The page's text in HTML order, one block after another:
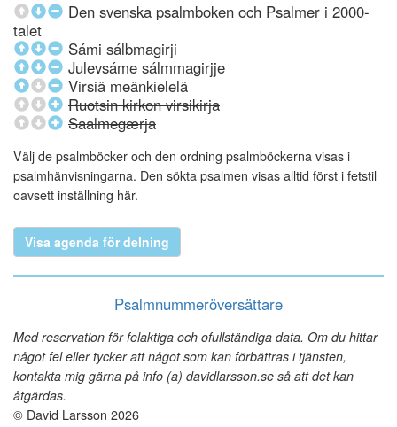
Den svenska psalmboken och Psalmer i 2000-
talet
Sámi sálbmagirji
Julevsáme sálmmagirjje
Virsiä meänkielelä
Ruotsin kirkon virsikirja
Saalmegærja
Välj de psalmböcker och den ordning psalmböckerna visas i
psalmhänvisningarna. Den sökta psalmen visas alltid först i fetstil
oavsett inställning här.
Visa agenda för delning
Psalmnummeröversättare
Med reservation för felaktiga och ofullständiga data. Om du hittar
något fel eller tycker att något som kan förbättras i tjänsten,
kontakta mig gärna på info (a) davidlarsson.se så att det kan
åtgärdas.
© David Larsson 2026